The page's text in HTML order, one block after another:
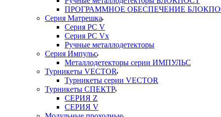
ПРОГРАММНОЕ ОБЕСПЕЧЕНИЕ
Серия Матрешка
Серия PC V
Серия PC Vx
Ручные металлодетекторы
Серия Импульс
Металлодетекторы серии ИМПУЛЬС
Турникеты VECTOR
Турникеты серии VECTOR
Турникеты СПЕКТР
СЕРИЯ Z
СЕРИЯ V